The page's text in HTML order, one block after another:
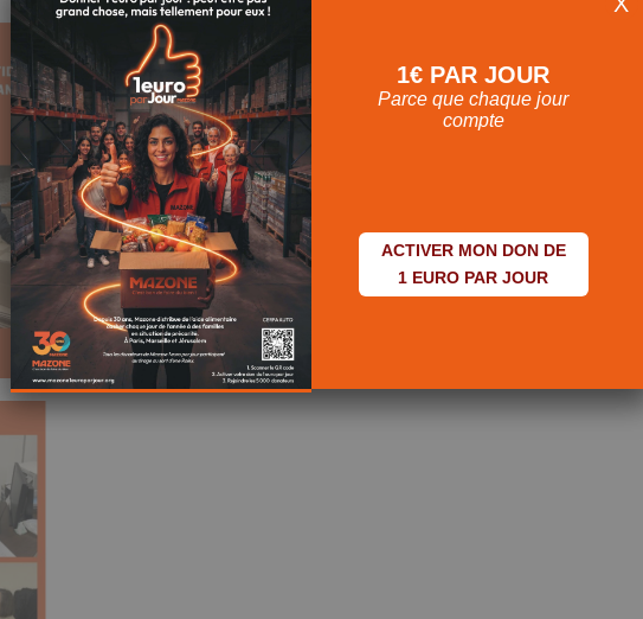
15 février
Toute l’équipe administrative a trouvé ses repères dans notre nouveau
local ! Chez Mazone, on vient avec le sourire 🙂
1€ PAR JOUR
Parce que chaque jour
compte
ACTIVER MON DON DE
1 EURO PAR JOUR